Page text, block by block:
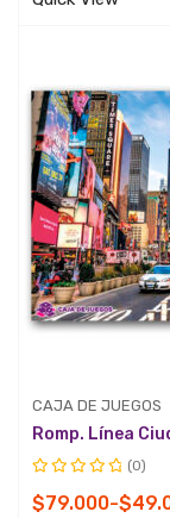
$59.000
CAJA DE JUEGOS
Romp. Línea
con
(0)
$
-
$79.000
Rango